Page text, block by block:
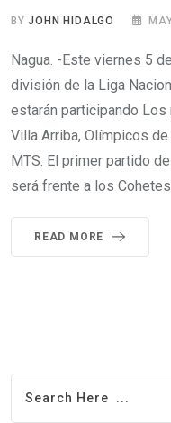
BYJOHN HIDALGO
Nagua. -Este viernes 5
división de la Liga
estarán participando
Villa Arriba, Olímpicos
MTS. El primer partido
será frente a los Cohetes
READ MORE